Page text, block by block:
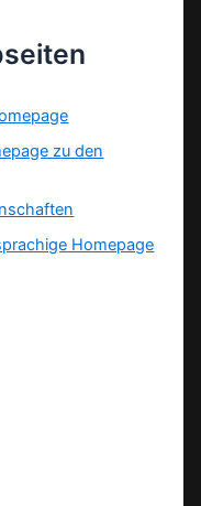
zu den
Homepage